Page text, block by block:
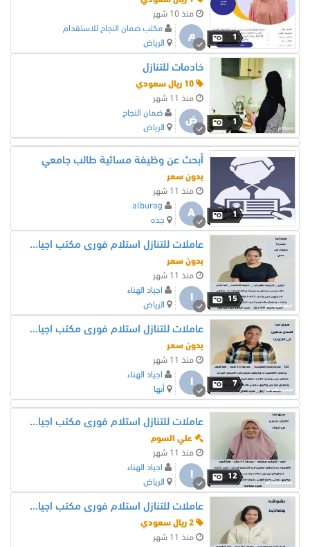
1
منذ 10 شهر
م
مكتب ضمان النجاح للاستقدام
الرياض
1
خادمات للتنازل
منذ 11 شهر
ض
ضمان النجاح
الرياض
1
أبحث عن وظيفة مسائية طالب جامعي
بدون سعر
منذ 11 شهر
A
alburag
جده
15
عاملات للتنازل استلام فورى مكتب اجياد الهناء للاستقدام
بدون سعر
منذ 11 شهر
اجياد الهناء
الرياض
7
عاملات للتنازل استلام فورى مكتب اجياد الهناء للاستقدام
بدون سعر
منذ 11 شهر
اجياد الهناء
أبها
12
عاملات للتنازل استلام فورى مكتب اجياد الهناء للاستقدام
علي السوم
منذ 11 شهر
اجياد الهناء
الرياض
عاملات للتنازل استلام فورى مكتب اجياد الهناء للاستقدام
منذ 11 شهر